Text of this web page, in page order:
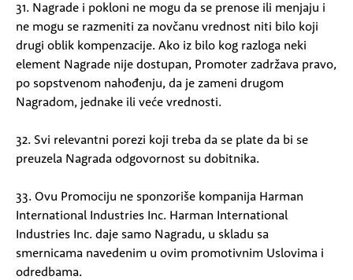
31. Nagrade i pokloni ne mogu da se prenose ili menjaju i
ne mogu se razmeniti za novčanu vrednost niti bilo koji
drugi oblik kompenzacije. Ako iz bilo kog razloga neki
element Nagrade nije dostupan, Promoter zadržava pravo,
po sopstvenom nahođenju, da je zameni drugom
Nagradom, jednake ili veće vrednosti.
32. Svi relevantni porezi koji treba da se plate da bi se
preuzela Nagrada odgovornost su dobitnika.
33. Ovu Promociju ne sponzoriše kompanija Harman
International Industries Inc. Harman International
Industries Inc. daje samo Nagradu, u skladu sa
smernicama navedenim u ovim promotivnim Uslovima i
odredbama.